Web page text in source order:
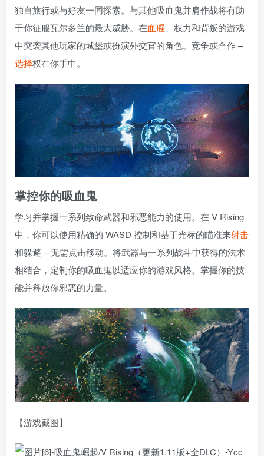
独自旅行或与好友一同探索。与其他吸血鬼并肩作战将有助
于你征服瓦尔多兰的最大威胁。在血腥 、权力和背叛的游戏
中突袭其他玩家的城堡或扮演外交官的角色。竞争或合作 –
选择权在你手中。
掌控你的吸血鬼
学习并掌握一系列致命武器和邪恶能力的使用。在 V Rising
中，你可以使用精确的 WASD 控制和基于光标的瞄准来射击
和躲避 – 无需点击移动。将武器与一系列战斗中获得的法术
相结合，定制你的吸血鬼以适应你的游戏风格。掌握你的技
能并释放你邪恶的力量。
【游戏截图】